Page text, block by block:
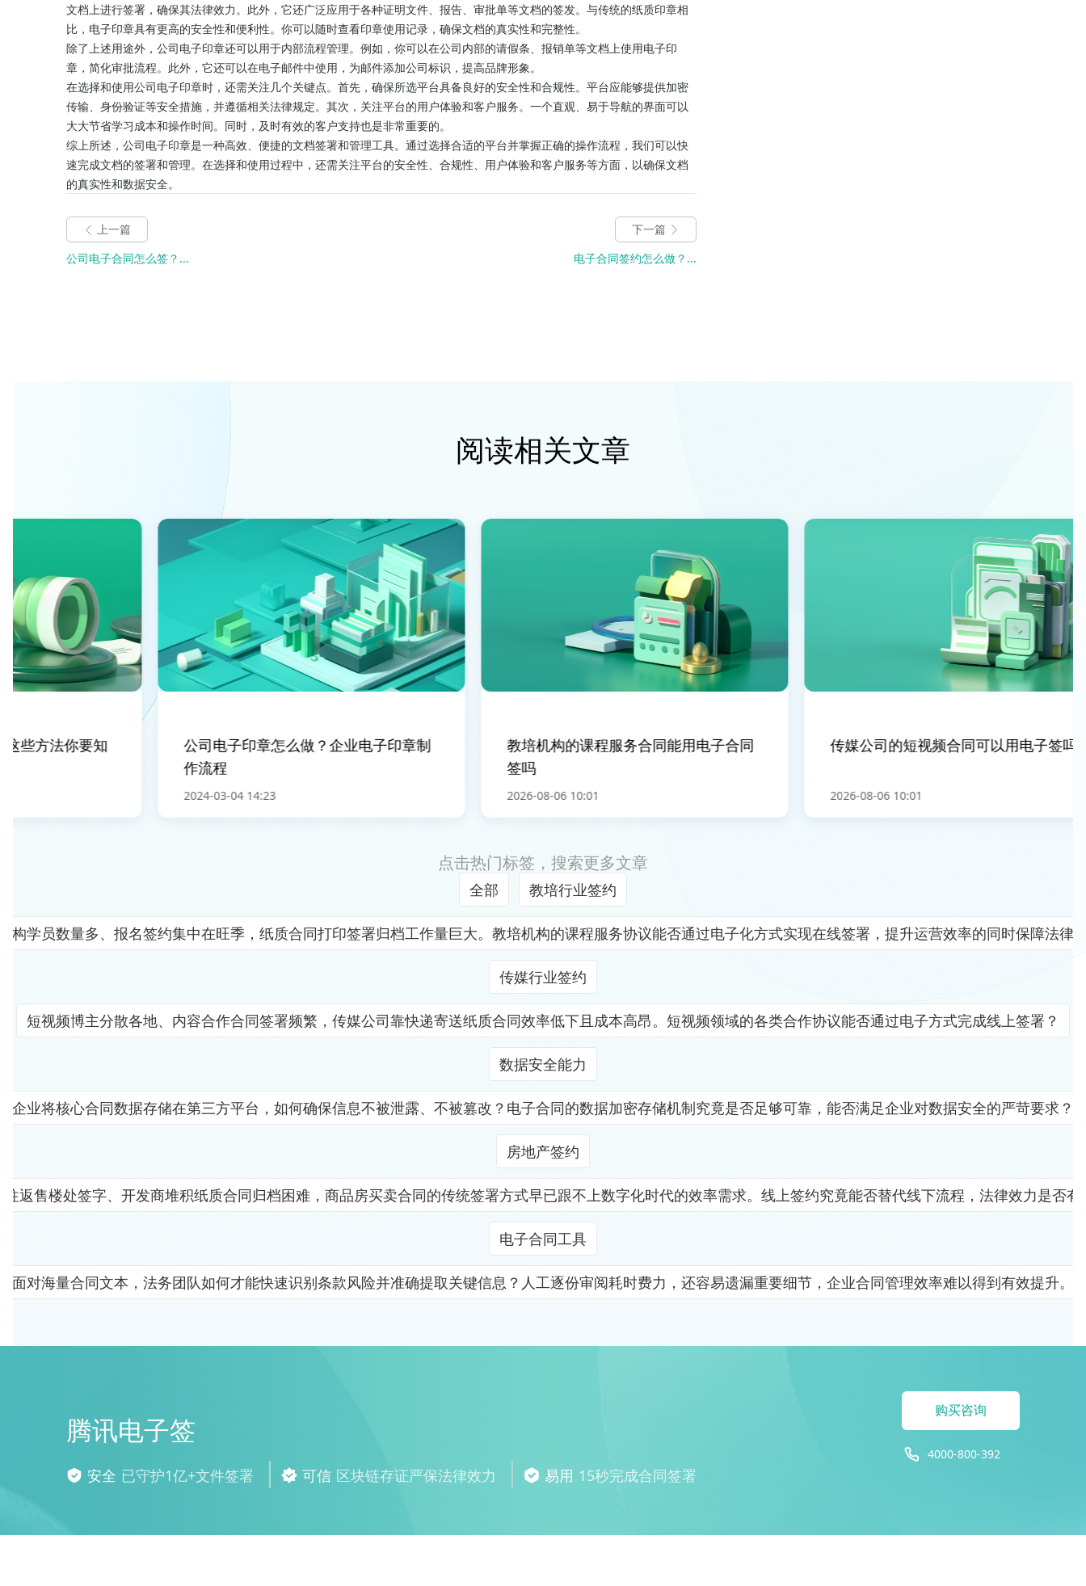
文档上进行签署，确保其法律效力。此外，它还广泛应用于各种证明文件、报告、审批单等文档的签发。与传统的纸质印章相
比，电子印章具有更高的安全性和便利性。你可以随时查看印章使用记录，确保文档的真实性和完整性。
除了上述用途外，公司电子印章还可以用于内部流程管理。例如，你可以在公司内部的请假条、报销单等文档上使用电子印
章，简化审批流程。此外，它还可以在电子邮件中使用，为邮件添加公司标识，提高品牌形象。
在选择和使用公司电子印章时，还需关注几个关键点。首先，确保所选平台具备良好的安全性和合规性。平台应能够提供加密
传输、身份验证等安全措施，并遵循相关法律规定。其次，关注平台的用户体验和客户服务。一个直观、易于导航的界面可以
大大节省学习成本和操作时间。同时，及时有效的客户支持也是非常重要的。
综上所述，公司电子印章是一种高效、便捷的文档签署和管理工具。通过选择合适的平台并掌握正确的操作流程，我们可以快
速完成文档的签署和管理。在选择和使用过程中，还需关注平台的安全性、合规性、用户体验和客户服务等方面，以确保文档
的真实性和数据安全。
上一篇
公司电子合同怎么签？...
下一篇
电子合同签约怎么做？...
阅读相关文章
方法你要知
公司电子印章怎么做？企业电子印章制
作流程
2024-03-04 14:23
教培机构的课程服务合同能用电子合同
签吗
2026-08-06 10:01
传媒公司的短视频合同可以用电子签吗
2026-08-06 10:01
点击热门标签，搜索更多文章
全部 教培行业签约
构学员数量多、报名签约集中在旺季，纸质合同打印签署归档工作量巨大。教培机构的课程服务协议能否通过电子化方式实现在线签署，提升运营效率的同时保障法律
传媒行业签约
短视频博主分散各地、内容合作合同签署频繁，传媒公司靠快递寄送纸质合同效率低下且成本高昂。短视频领域的各类合作协议能否通过电子方式完成线上签署？
数据安全能力
企业将核心合同数据存储在第三方平台，如何确保信息不被泄露、不被篡改？电子合同的数据加密存储机制究竟是否足够可靠，能否满足企业对数据安全的严苛要求？
房地产签约
往返售楼处签字、开发商堆积纸质合同归档困难，商品房买卖合同的传统签署方式早已跟不上数字化时代的效率需求。线上签约究竟能否替代线下流程，法律效力是否有
电子合同工具
面对海量合同文本，法务团队如何才能快速识别条款风险并准确提取关键信息？人工逐份审阅耗时费力，还容易遗漏重要细节，企业合同管理效率难以得到有效提升。
腾讯电子签
安全 已守护1亿+文件签署 可信 区块链存证严保法律效力 易用 15秒完成合同签署
购买咨询
4000-800-392